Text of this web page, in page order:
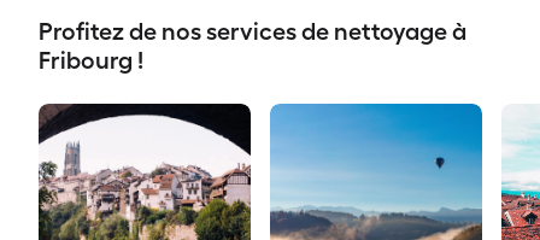
Profitez de nos services de nettoyage à
Fribourg !